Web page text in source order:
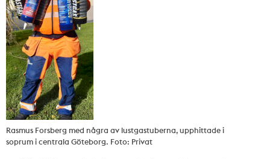
Rasmus Forsberg med några av lustgastuberna, upphittade i
soprum i centrala Göteborg. Foto: Privat